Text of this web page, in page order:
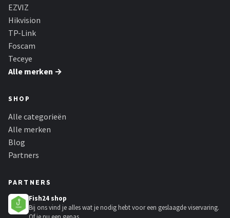
ieGeek
EZVIZ
Hikvision
TP-Link
Foscam
Teceye
Alle merken →
SHOP
Alle categorieën
Alle merken
Blog
Partners
PARTNERS
Fish24 shop
Bij ons vind je alles wat je nodig hebt voor een geslaagde viservaring.